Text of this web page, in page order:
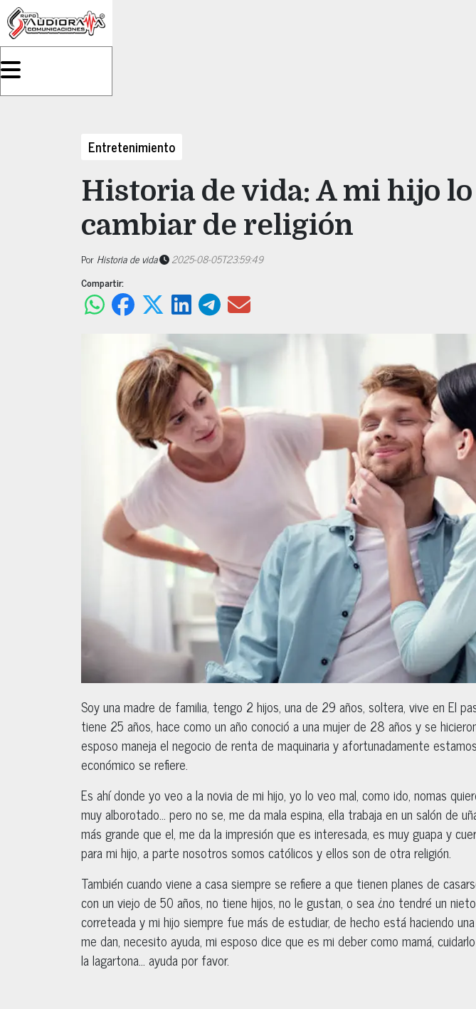
Entretenimiento
Historia de vida: A mi hijo
cambiar de religión
Por Historia de vida
2025-08-05T23:59:49
Compartir:
Soy una madre de familia, tengo 2 hijos, una de 29 años, soltera, vive en El
tiene 25 años, hace como un año conoció a una mujer de 28 años y se
esposo maneja el negocio de renta de maquinaria y afortunadamente
económico se refiere.
Es ahí donde yo veo a la novia de mi hijo, yo lo veo mal, como ido, nomas
muy alborotado… pero no se, me da mala espina, ella trabaja en un salón de
más grande que el, me da la impresión que es interesada, es muy guapa y
para mi hijo, a parte nosotros somos católicos y ellos son de otra religión.
También cuando viene a casa siempre se refiere a que tienen planes de
con un viejo de 50 años, no tiene hijos, no le gustan, o sea ¿no tendré un
correteada y mi hijo siempre fue más de estudiar, de hecho está haciendo
me dan, necesito ayuda, mi esposo dice que es mi deber como mamá,
la lagartona… ayuda por favor.